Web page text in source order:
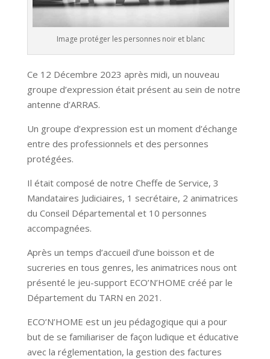
Image protéger les personnes noir et blanc
Ce 12 Décembre 2023 après midi, un nouveau
groupe d’expression était présent au sein de notre
antenne d’ARRAS.
Un groupe d’expression est un moment d’échange
entre des professionnels et des personnes
protégées.
Il était composé de notre Cheffe de Service, 3
Mandataires Judiciaires, 1 secrétaire, 2 animatrices
du Conseil Départemental et 10 personnes
accompagnées.
Après un temps d’accueil d’une boisson et de
sucreries en tous genres, les animatrices nous ont
présenté le jeu-support ECO’N’HOME créé par le
Département du TARN en 2021.
ECO’N’HOME est un jeu pédagogique qui a pour
but de se familiariser de façon ludique et éducative
avec la réglementation, la gestion des factures